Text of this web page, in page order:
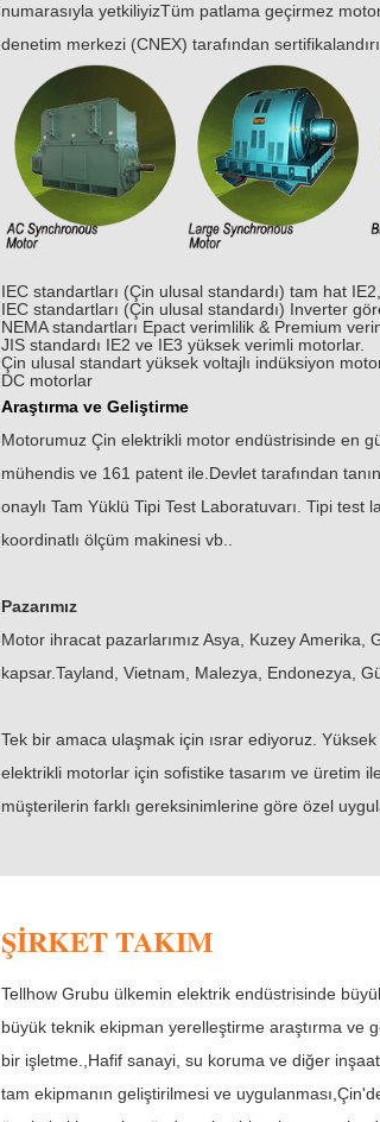
numarasıyla yetkiliyizTüm patlama geçirmez
denetim merkezi (CNEX) tarafından
IEC standartları (Çin ulusal standardı) tam hat
IEC standartları (Çin ulusal standardı) Inverter
NEMA standartları Epact verimlilik & Premium
JIS standardı IE2 ve IE3 yüksek verimli motorlar.
Çin ulusal standart yüksek voltajlı indüksiyon
DC motorlar
Araştırma ve Geliştirme
Motorumuz Çin elektrikli motor endüstrisinde en
mühendis ve 161 patent ile.Devlet tarafından
onaylı Tam Yüklü Tipi Test Laboratuvarı. Tipi test
koordinatlı ölçüm makinesi vb..
Pazarımız
Motor ihracat pazarlarımız Asya, Kuzey
kapsar.Tayland, Vietnam, Malezya, Endonezya,
Tek bir amaca ulaşmak için ısrar ediyoruz.
elektrikli motorlar için sofistike tasarım ve üretim
müşterilerin farklı gereksinimlerine göre özel
ŞIRKET TAKIM
Tellhow Grubu ülkemin elektrik endüstrisinde
büyük teknik ekipman yerelleştirme araştırma ve
bir işletme.,Hafif sanayi, su koruma ve diğer
tam ekipmanın geliştirilmesi ve